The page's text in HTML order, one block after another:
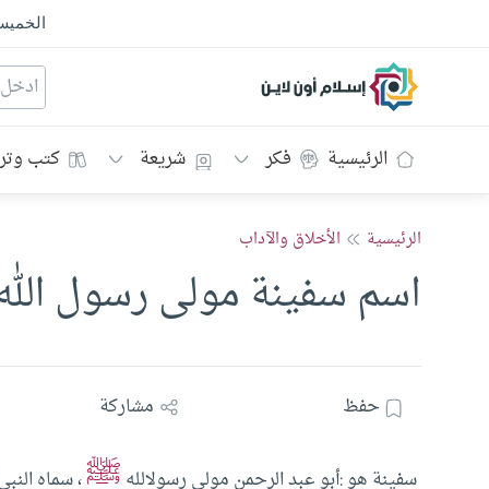
إسلام أون لاين
الرئيسية فكر شريعة كتب
الرئيسية الأخلاق والآداب
اسم سفينة مولى رسول
حفظ مشاركة
سفينة هو :أبو عبد الرحمن مولى رسولالله ﷺ، سماه